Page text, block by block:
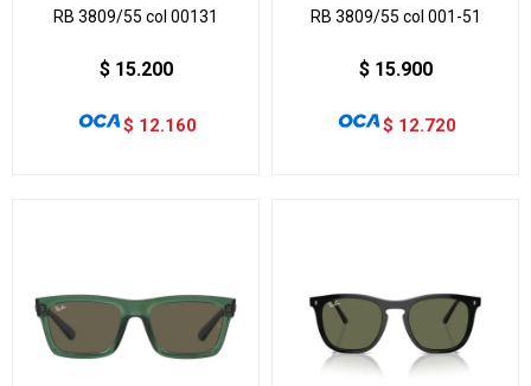
RB 3809/55 col 00131
$ 15.200
$ 12.160
RB 3809/55 col 001-51
$ 15.900
$ 12.720